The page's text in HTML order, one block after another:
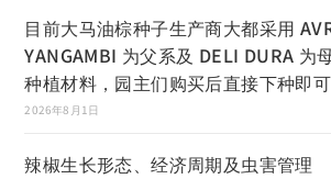
目前大马油棕种子生产商大都采用
YANGAMBI 为父系及 DELI DURA 为
种植材料，园主们购买后直接下种即
2026年8月1日
辣椒生长形态、经济周期及虫害管理